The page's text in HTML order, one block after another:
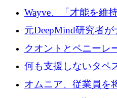
るためにCommon
Wayve、「才能を維
8,500万ドルの株式
元DeepMind研究者
ントを拡張するため
記録を獲得
クオントとペニーレ
テックの友人と敵
何も支援しないタペ
ルの資金を調達、ロ
オムニア、従業員を